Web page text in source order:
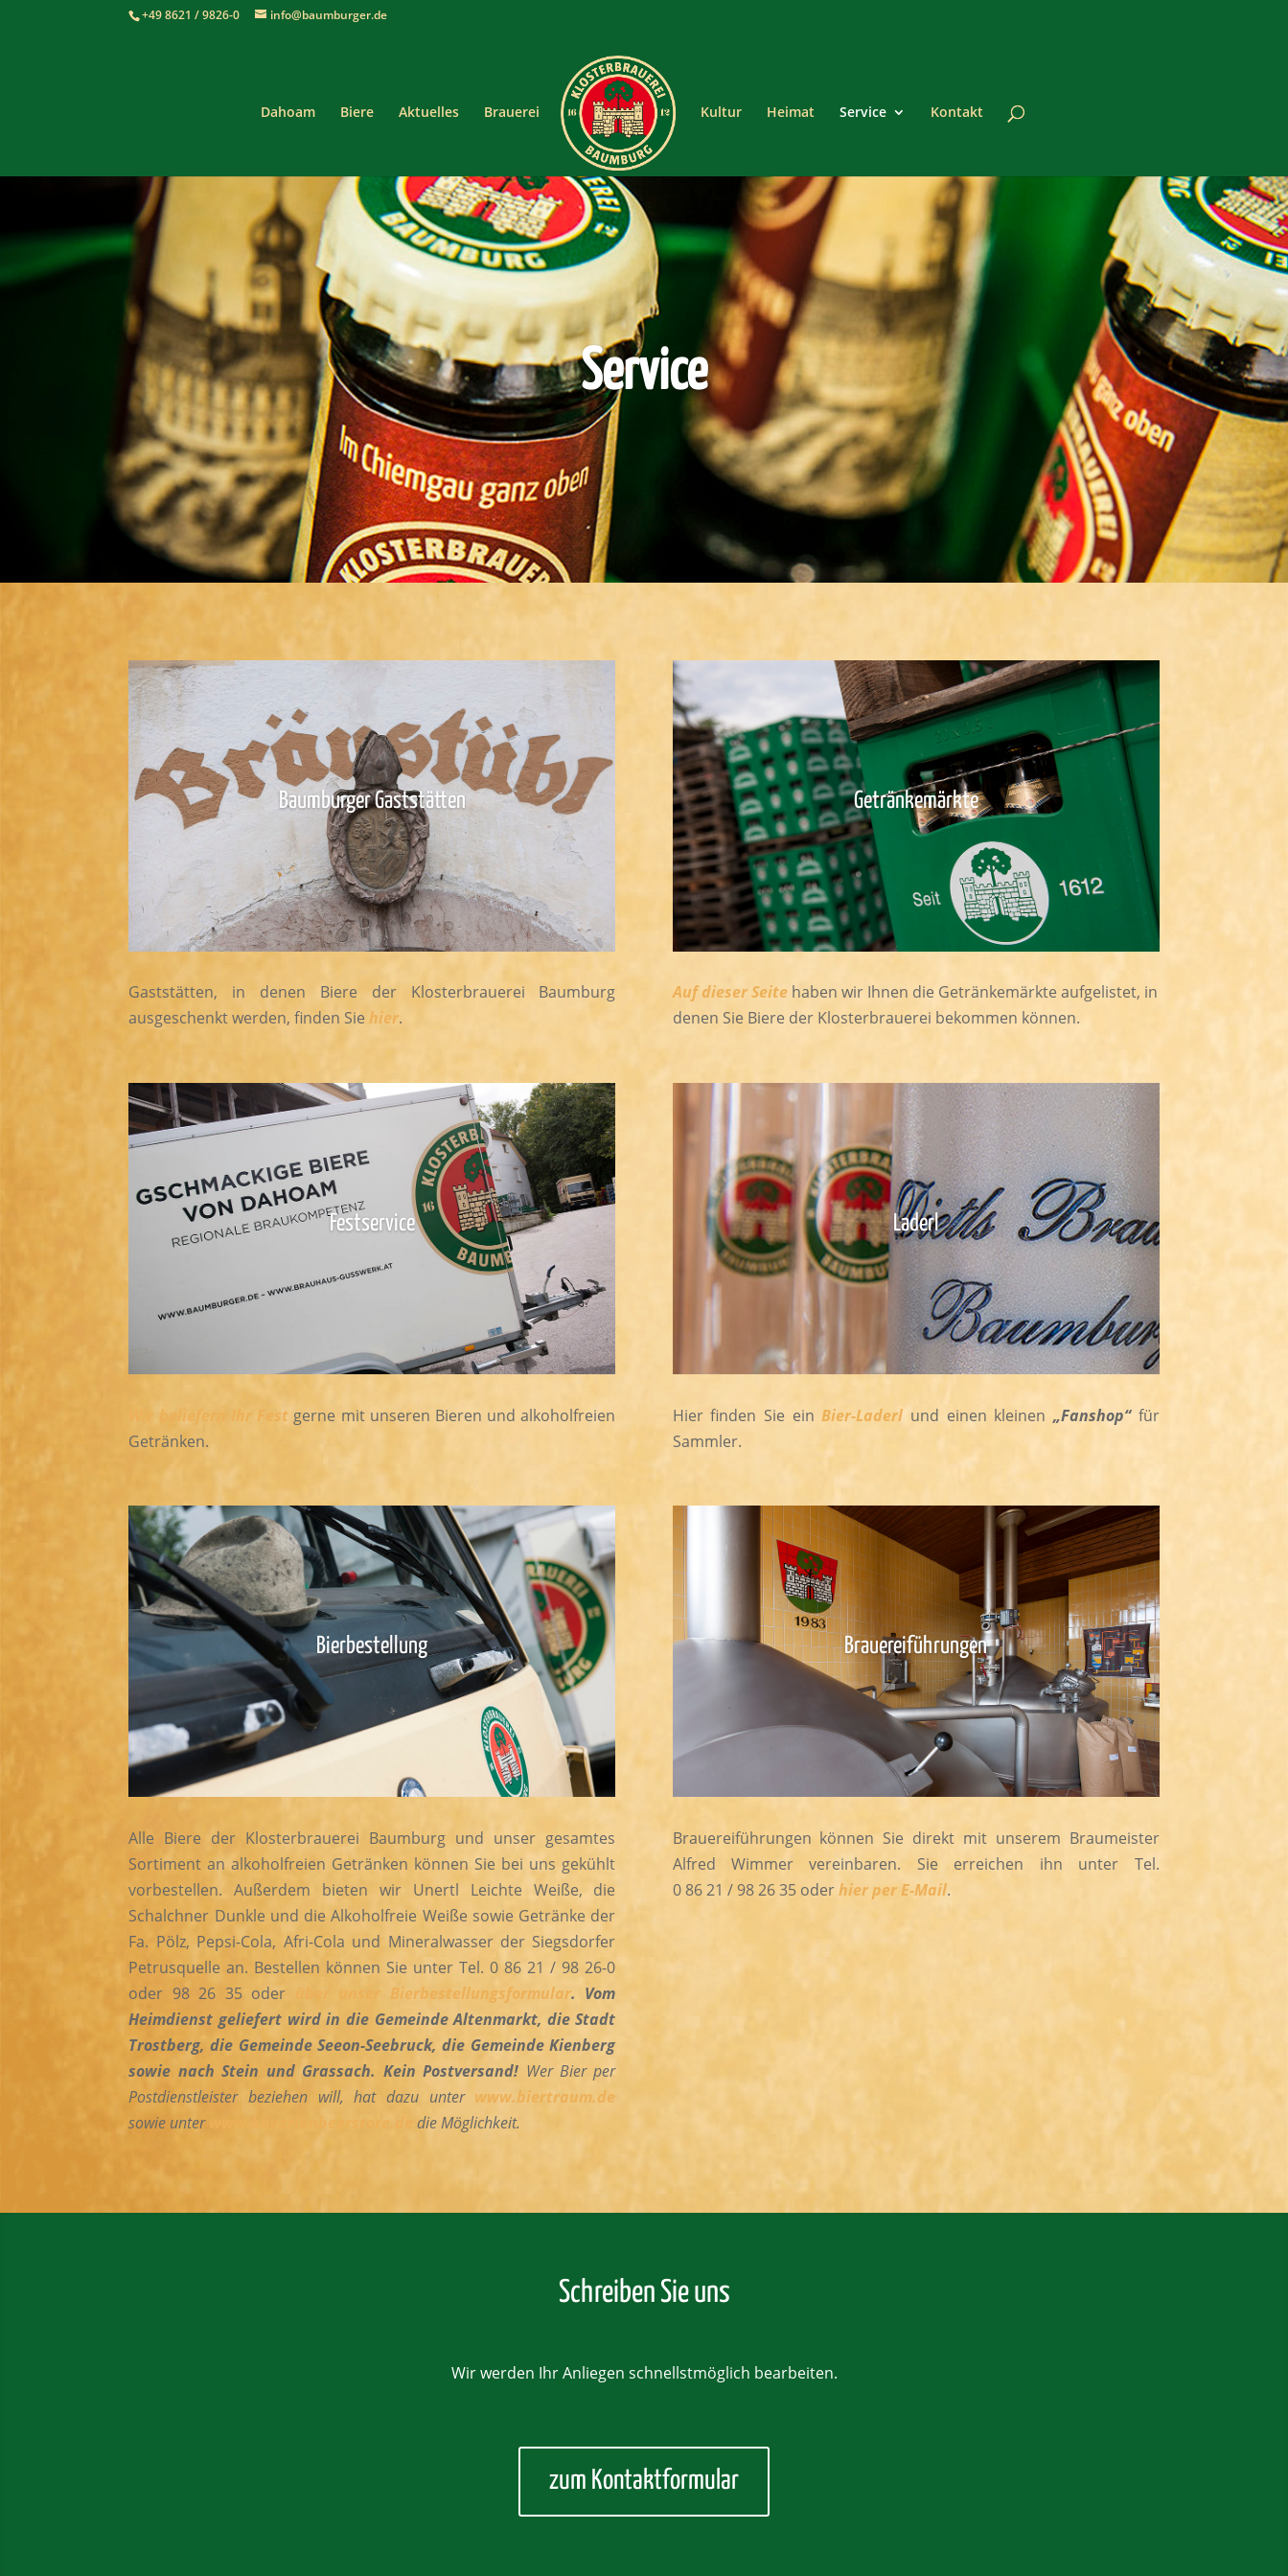
+49 8621 / 9826-0 info@baumburger.de
Dahoam Biere Aktuelles Brauerei Kultur Heimat Service Kontakt
Service
Baumburger Gaststätten
Gaststätten, in denen Biere der Klosterbrauerei Baumburg
ausgeschenkt werden, finden Siehier.
Getränkemärkte
Auf dieser Seitehaben wir Ihnen die Getränkemärkte aufgelistet, in
denen Sie Biere der Klosterbrauerei bekommen können.
Festservice
Wir beliefern Ihr Fest gerne mit unseren Bieren und alkoholfreien
Getränken.
Laderl
Hier finden Sie einBier-Laderlund einen kleinen „Fanshop“für
Sammler.
Bierbestellung
Alle Biere der Klosterbrauerei Baumburg und unser gesamtes
Sortiment an alkoholfreien Getränken können Sie bei uns gekühlt
vorbestellen. Außerdem bieten wir Unertl Leichte Weiße, die
Schalchner Dunkle und die Alkoholfreie Weiße sowie Getränke der
Fa. Pölz, Pepsi-Cola, Afri-Cola und Mineralwasser der Siegsdorfer
Petrusquelle an. Bestellen können Sie unter Tel. 0 86 21 / 98 26-0
oder 98 26 35 oder
über unser Bierbestellungsformular. Vom
Heimdienst geliefert wird in die Gemeinde Altenmarkt, die Stadt
Trostberg, die Gemeinde Seeon-Seebruck, die Gemeinde Kienberg
sowie nach Stein und Grassach. Kein Postversand! Wer Bier per
Postdienstleister beziehen will, hat dazu unter www.biertraum.de
sowie unter
www.bavarianbeerstore.dedie Möglichkeit.
Brauereiführungen
Brauereiführungen können Sie direkt mit unserem Braumeister
Alfred Wimmer vereinbaren. Sie erreichen ihn unter Tel.
0 86 21 / 98 26 35 oderhier per E-Mail.
Schreiben Sie uns
Wir werden Ihr Anliegen schnellstmöglich bearbeiten.
zum Kontaktformular